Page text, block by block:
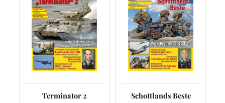
Terminator 2 Schottlands Beste